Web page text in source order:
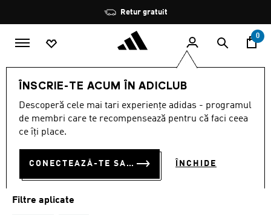
Oprește
rotația
Retur gratuit
0
ÎNSCRIE-TE ACUM ÎN ADICLUB
Descoperă cele mai tari experiențe adidas - programul
de membri care te recompensează pentru că faci ceea
ce îți place.
CONECTEAZĂ-TE SAU ÎNSCRIE-TE ACUM ÎNCHIDE
Echipe naționale Ungaria
FOTBAL · ALB·UNGARIA
Filtre aplicate